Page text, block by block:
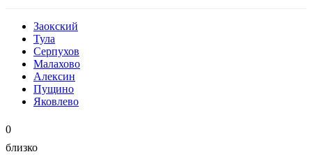
Заокский
Тула
Серпухов
Малахово
Алексин
Пущино
Яковлево
0
близко